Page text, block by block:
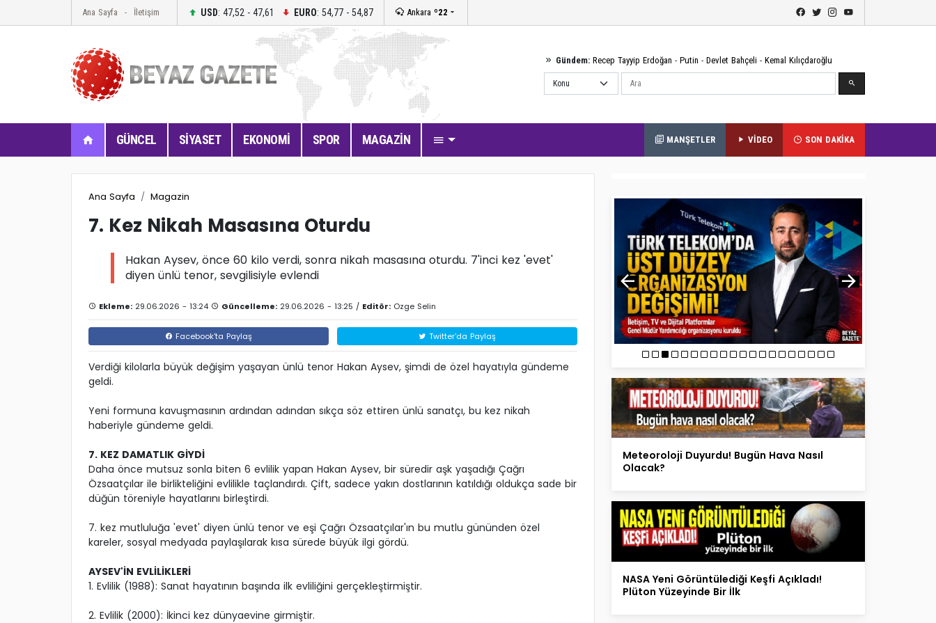
Ana Sayfa İletişim USD: 47,52 - 47,61 EURO: 54,77 - 54,87 Ankara º22
Gündem: Recep Tayyip Erdoğan - Putin - Devlet Bahçeli - Kemal Kılıçdaroğlu
Ara
GÜNCEL SİYASET EKONOMİ SPOR MAGAZİN MANŞETLER VİDEO SON DAKİKA
Ana Sayfa Magazin
7. Kez Nikah Masasına Oturdu
Hakan Aysev, önce 60 kilo verdi, sonra nikah masasına oturdu. 7'inci kez 'evet'
diyen ünlü tenor, sevgilisiyle evlendi
Ekleme: 29.06.2026 - 13:24 Güncelleme: 29.06.2026 - 13:25 / Editör: Ozge Selin
Facebook'ta Paylaş Twitter'da Paylaş
Verdiği kilolarla büyük değişim yaşayan ünlü tenor Hakan Aysev, şimdi de özel hayatıyla gündeme
geldi.
Yeni formuna kavuşmasının ardından adından sıkça söz ettiren ünlü sanatçı, bu kez nikah
haberiyle gündeme geldi.
7. KEZ DAMATLIK GİYDİ
Daha önce mutsuz sonla biten 6 evlilik yapan Hakan Aysev, bir süredir aşk yaşadığı Çağrı
Özsaatçılar ile birlikteliğini evlilikle taçlandırdı. Çift, sadece yakın dostlarının katıldığı oldukça sade bir
düğün töreniyle hayatlarını birleştirdi.
7. kez mutluluğa 'evet' diyen ünlü tenor ve eşi Çağrı Özsaatçılar'ın bu mutlu gününden özel
kareler, sosyal medyada paylaşılarak kısa sürede büyük ilgi gördü.
AYSEV'İN EVLİLİKLERİ
1. Evlilik (1988): Sanat hayatının başında ilk evliliğini gerçekleştirmiştir.
2. Evlilik (2000): İkinci kez dünyaevine girmiştir.
Meteoroloji Duyurdu! Bugün Hava Nasıl
Olacak?
NASA Yeni Görüntülediği Keşfi Açıkladı!
Plüton Yüzeyinde Bir İlk